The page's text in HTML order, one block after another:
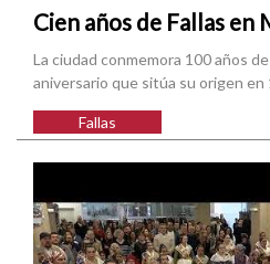
Cien años de Fallas en
La ciudad conmemora 100 años
aniversario que sitúa su origen en
Fallas